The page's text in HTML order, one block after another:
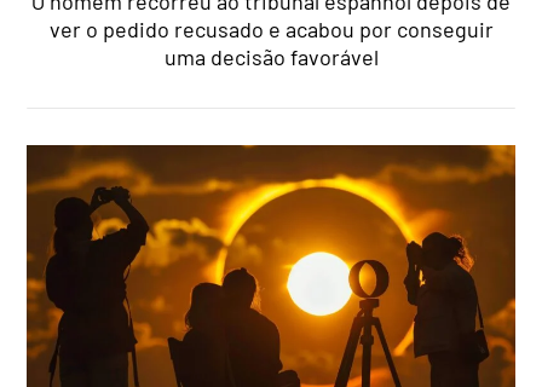
ver o pedido recusado e acabou por conseguir
uma decisão favorável